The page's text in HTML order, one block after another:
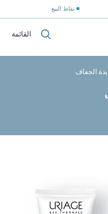
نقاط البيع
القائمة
الجفاف